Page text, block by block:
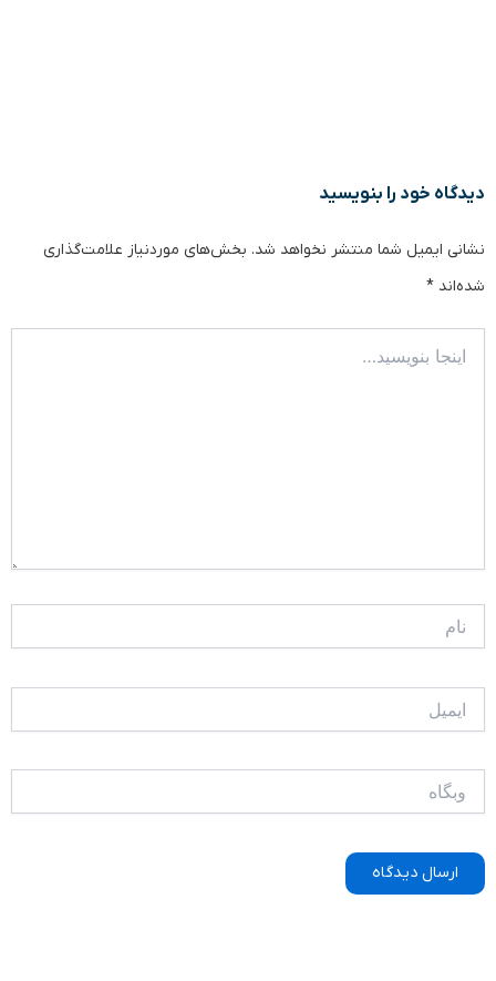
دیدگاه‌ خود را بنویسید
نشانی ایمیل شما منتشر نخواهد شد. بخش‌های موردنیاز علامت‌گذاری
شده‌اند *
بنویسید…